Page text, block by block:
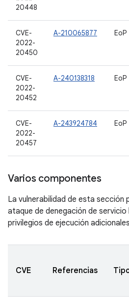
20448
CVE-
2022-
20450
A-210065877 EoP
CVE-
2022-
20452
A-240138318 EoP
CVE-
2022-
20457
A-243924784 EoP
Varios componentes
La vulnerabilidad de esta sección
ataque de denegación de servicio
privilegios de ejecución
CVE Referencias